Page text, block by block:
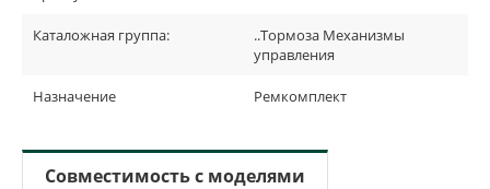
Каталожная группа:
..Тормоза Механизмы
управления
Назначение Ремкомплект
Совместимость с моделями